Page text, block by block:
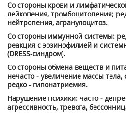
Со стороны крови и
лейкопения, тромбоцитопения;
нейтропения, агранулоцитоз.
Со стороны иммунной системы:
реакция с эозинофилией и
(DRESS-синдром).
Со стороны обмена веществ и
нечасто - увеличение массы
редко - гипонатриемия.
Нарушение психики: часто -
агрессивность, тревога,